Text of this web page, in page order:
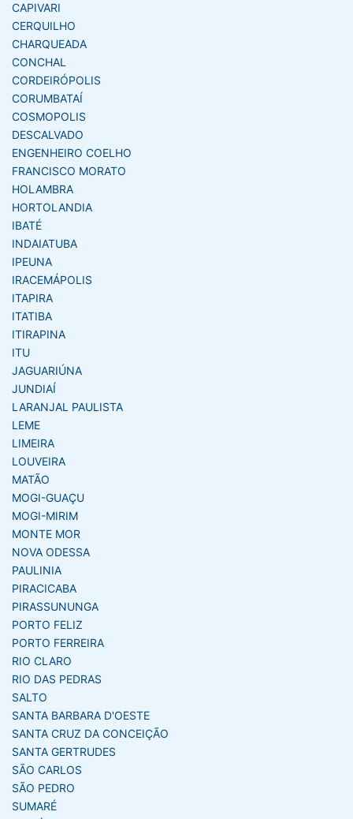
CAPIVARI
CERQUILHO
CHARQUEADA
CONCHAL
CORDEIRÓPOLIS
CORUMBATAÍ
COSMOPOLIS
DESCALVADO
ENGENHEIRO COELHO
FRANCISCO MORATO
HOLAMBRA
HORTOLANDIA
IBATÉ
INDAIATUBA
IPEUNA
IRACEMÁPOLIS
ITAPIRA
ITATIBA
ITIRAPINA
ITU
JAGUARIÚNA
JUNDIAÍ
LARANJAL PAULISTA
LEME
LIMEIRA
LOUVEIRA
MATÃO
MOGI-GUAÇU
MOGI-MIRIM
MONTE MOR
NOVA ODESSA
PAULINIA
PIRACICABA
PIRASSUNUNGA
PORTO FELIZ
PORTO FERREIRA
RIO CLARO
RIO DAS PEDRAS
SALTO
SANTA BARBARA D'OESTE
SANTA CRUZ DA CONCEIÇÃO
SANTA GERTRUDES
SÃO CARLOS
SÃO PEDRO
SUMARÉ